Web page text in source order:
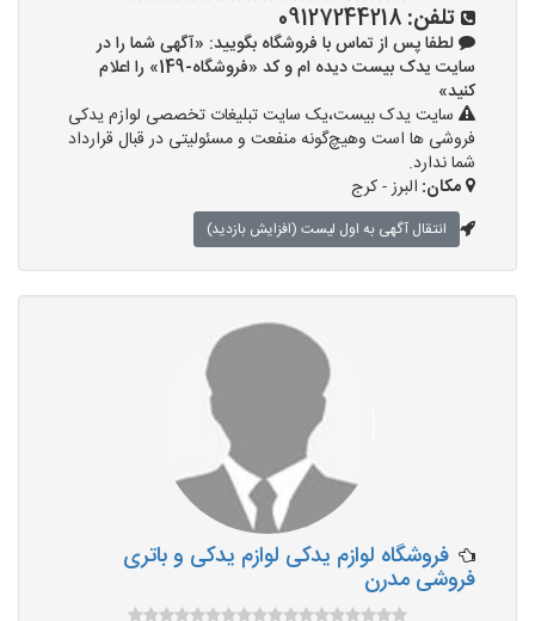
تلفن: 09127244218
لطفا پس از تماس با فروشگاه بگویید: «آگهی شما را در
سایت یدک بیست دیده ام و کد «فروشگاه-149» را اعلام
کنید»
سایت یدک بیست،یک سایت تبلیغات تخصصی لوازم یدکی
فروشی ها است وهیچ‌گونه منفعت و مسئولیتی در قبال قرارداد
شما ندارد.
مکان: البرز - کرج
انتقال آگهی به اول لیست (افزایش بازدید)
فروشگاه لوازم یدکی لوازم یدکی و باتری
فروشی مدرن